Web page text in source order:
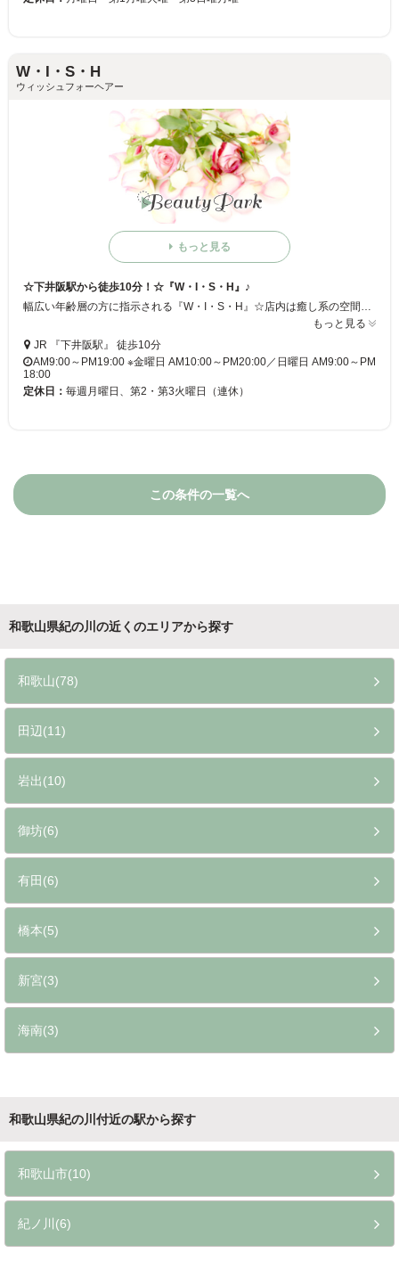
W・I・S・H
ウィッシュフォーヘアー
もっと見る
☆下井阪駅から徒歩10分！☆『W・I・S・H』♪
幅広い年齢層の方に指示される『W・I・S・H』☆店内は癒し系の空間です♪髪も気分もリフレッシュしにいらしてください♪スタッフ一同お待ちしております☆
もっと見る
JR 『下井阪駅』 徒歩10分
AM9:00～PM19:00 ※金曜日 AM10:00～PM20:00／日曜日 AM9:00～PM
18:00
定休日： 毎週月曜日、第2・第3火曜日（連休）
この条件の一覧へ
和歌山県紀の川の近くのエリアから探す
和歌山(78)
田辺(11)
岩出(10)
御坊(6)
有田(6)
橋本(5)
新宮(3)
海南(3)
和歌山県紀の川付近の駅から探す
和歌山市(10)
紀ノ川(6)